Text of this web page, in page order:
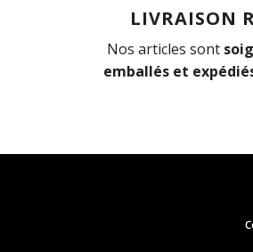
LIVRAISON
Nos articles sont
emballés et